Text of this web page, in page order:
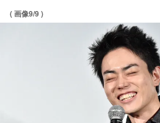
( 画像9/9 )